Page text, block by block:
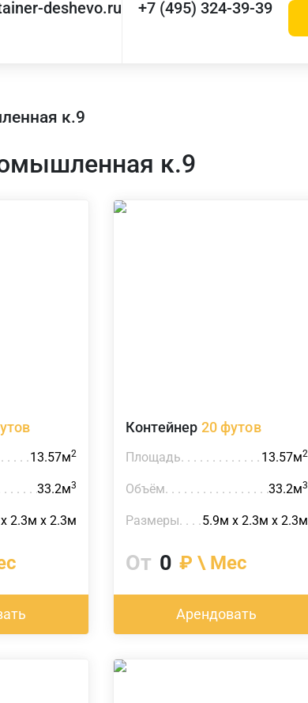
deshevo.ru +7 (495) 324-39-39
к.9
к.9
13.57м2
33.2м3
2.3м х 2.3м
Контейнер 20 футов
Площадь 13.57м2
Объём 33.2м3
Размеры 5.9м х 2.3м х 2.3м
От 0 ₽ \ Мес
Арендовать